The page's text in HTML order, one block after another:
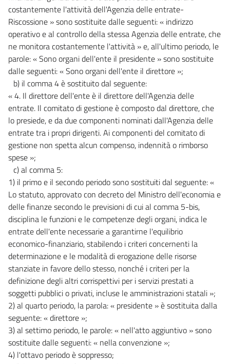
costantemente l'attività dell'Agenzia delle entrate-
Riscossione » sono sostituite dalle seguenti: « indirizzo
operativo e al controllo della stessa Agenzia delle entrate, che
ne monitora costantemente l'attività » e, all'ultimo periodo, le
parole: « Sono organi dell'ente il presidente » sono sostituite
dalle seguenti: « Sono organi dell'ente il direttore »;
b) il comma 4 è sostituito dal seguente:
« 4. Il direttore dell'ente è il direttore dell'Agenzia delle
entrate. Il comitato di gestione è composto dal direttore, che
lo presiede, e da due componenti nominati dall'Agenzia delle
entrate tra i propri dirigenti. Ai componenti del comitato di
gestione non spetta alcun compenso, indennità o rimborso
spese »;
c) al comma 5:
1) il primo e il secondo periodo sono sostituiti dal seguente: «
Lo statuto, approvato con decreto del Ministro dell'economia e
delle finanze secondo le previsioni di cui al comma 5-bis,
disciplina le funzioni e le competenze degli organi, indica le
entrate dell'ente necessarie a garantirne l'equilibrio
economico-finanziario, stabilendo i criteri concernenti la
determinazione e le modalità di erogazione delle risorse
stanziate in favore dello stesso, nonché i criteri per la
definizione degli altri corrispettivi per i servizi prestati a
soggetti pubblici o privati, incluse le amministrazioni statali »;
2) al quarto periodo, la parola: « presidente » è sostituita dalla
seguente: « direttore »;
3) al settimo periodo, le parole: « nell'atto aggiuntivo » sono
sostituite dalle seguenti: « nella convenzione »;
4) l'ottavo periodo è soppresso;